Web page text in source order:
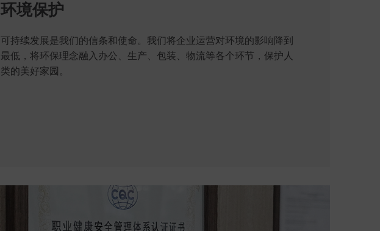
环境保护
可持续发展是我们的信条和使命。我们将企业运营对环境的影响降到
最低，将环保理念融入办公、生产、包装、物流等各个环节，保护人
类的美好家园。